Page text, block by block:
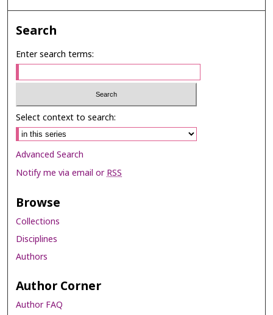
Search
Enter search terms:
Select context to search:
Advanced Search
Notify me via email orRSS
Browse
Collections
Disciplines
Authors
Author Corner
Author FAQ